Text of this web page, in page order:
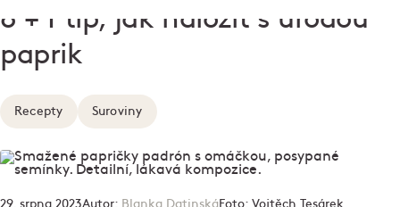
8 + 1 tip, jak naložit s úrodou
paprik
Recepty Suroviny
29. srpna 2023Autor: Blanka DatinskáFoto: Vojtěch Tesárek